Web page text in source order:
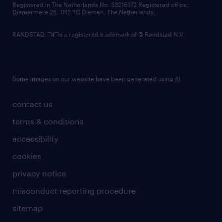
contact us
terms & conditions
accessibility
cookies
privacy notice
misconduct reporting procedure
sitemap
Registered in The Netherlands No: 33216172 Registered office:
Diemermere 25, 1112 TC Diemen, The Netherlands.
RANDSTAD, is a registered trademark of © Randstad N.V.
Some images on our website have been generated using AI.